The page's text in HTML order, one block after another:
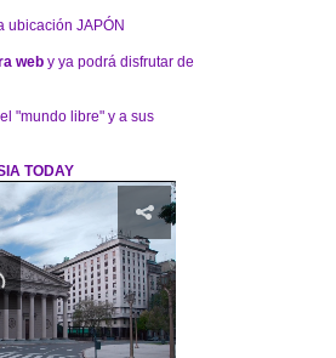
ubicación JAPÓN
web y ya podrá disfrutar de
"mundo libre" y a sus
TODAY